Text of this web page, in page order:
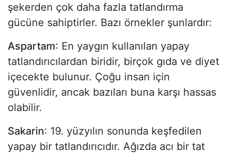
şekerden çok daha fazla tatlandırma
gücüne sahiptirler. Bazı örnekler şunlardır:
Aspartam: En yaygın kullanılan yapay
tatlandırıcılardan biridir, birçok gıda ve diyet
içecekte bulunur. Çoğu insan için
güvenlidir, ancak bazıları buna karşı hassas
olabilir.
Sakarin: 19. yüzyılın sonunda keşfedilen
yapay bir tatlandırıcıdır. Ağızda acı bir tat